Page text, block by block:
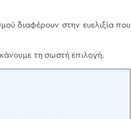
διαφέρουν στην ευελιξία που
τη σωστή επιλογή.